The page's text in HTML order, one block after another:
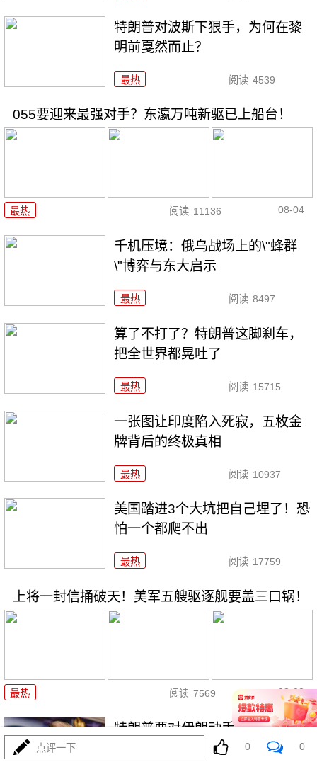
特朗普对波斯下狠手，为何在黎
明前戛然而止？
最热 阅读 4539
055要迎来最强对手？东瀛万吨新驱已上船台！
最热 阅读 11136 08-04
千机压境：俄乌战场上的\"蜂群
\"博弈与东大启示
最热 阅读 8497
算了不打了？特朗普这脚刹车，
把全世界都晃吐了
最热 阅读 15715
一张图让印度陷入死寂，五枚金
牌背后的终极真相
最热 阅读 10937
美国踏进3个大坑把自己埋了！恐
怕一个都爬不出
最热 阅读 17759
上将一封信捅破天！美军五艘驱逐舰要盖三口锅！
最热 阅读 7569 08-03
特朗普要对伊朗动手？最狠的还
没来，最骚的来了
点评一下 0 0